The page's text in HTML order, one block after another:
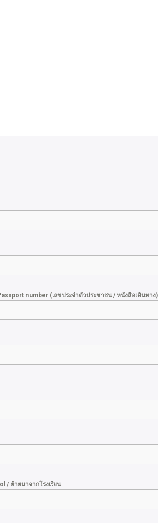
number (เลขประจำตัวประชาชน / หนังสือเดินทาง)
/ ย้ายมาจากโรงเรียน